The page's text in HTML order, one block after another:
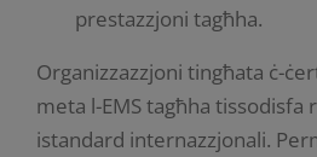
prestazzjoni tagħha.
Organizzazzjoni tingħata ċ-
meta l-EMS tagħha tissodisfa
istandard internazzjonali.